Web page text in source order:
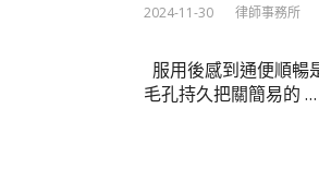
2024-11-30 律師事務所
服用後感到通便順暢
毛孔持久把關簡易的 …